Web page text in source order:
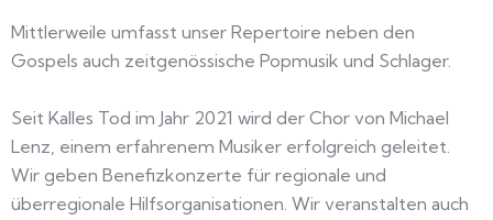
Mittlerweile umfasst unser Repertoire neben den
Gospels auch zeitgenössische Popmusik und Schlager.
Seit Kalles Tod im Jahr 2021 wird der Chor von Michael
Lenz, einem erfahrenem Musiker erfolgreich geleitet.
Wir geben Benefizkonzerte für regionale und
überregionale Hilfsorganisationen. Wir veranstalten auch